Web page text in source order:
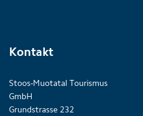
Kontakt
Stoos-Muotatal Tourismus
GmbH
Grundstrasse 232